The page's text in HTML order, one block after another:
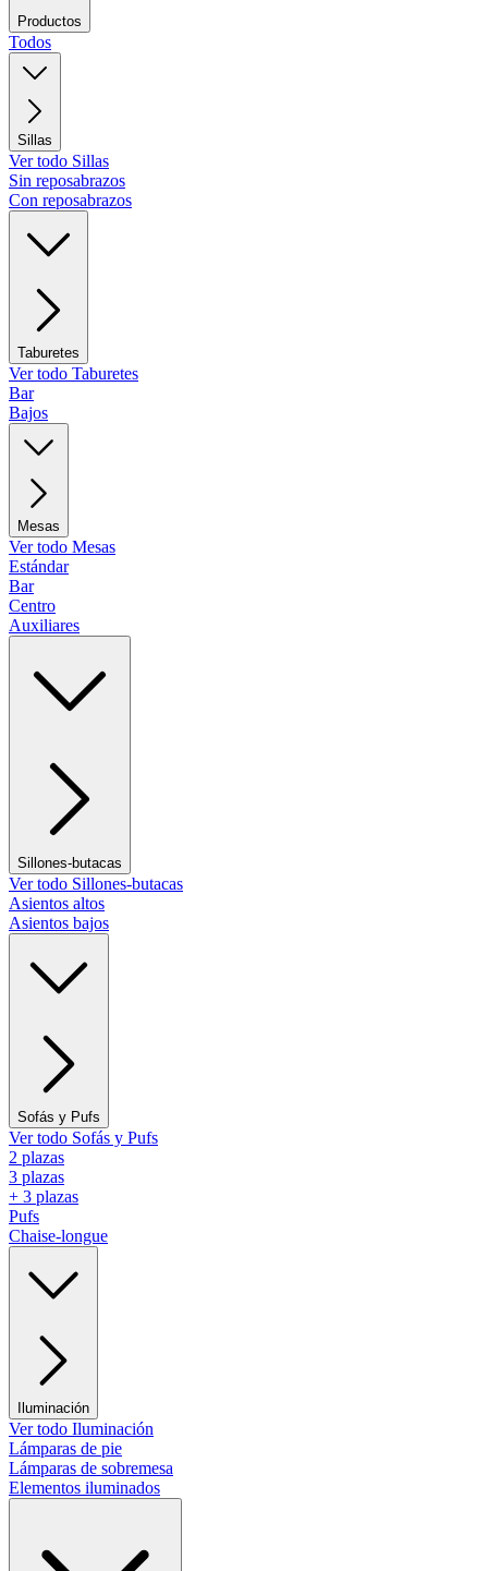
Productos
Todos
Sillas
Ver todo Sillas
Sin reposabrazos
Con reposabrazos
Taburetes
Ver todo Taburetes
Bar
Bajos
Mesas
Ver todo Mesas
Estándar
Bar
Centro
Auxiliares
Sillones-butacas
Ver todo Sillones-butacas
Asientos altos
Asientos bajos
Sofás y Pufs
Ver todo Sofás y Pufs
2 plazas
3 plazas
+ 3 plazas
Pufs
Chaise-longue
Iluminación
Ver todo Iluminación
Lámparas de pie
Lámparas de sobremesa
Elementos iluminados